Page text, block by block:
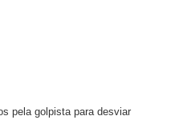
pela golpista para desviar